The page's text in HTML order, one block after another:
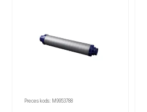
Preces kods: M9953788